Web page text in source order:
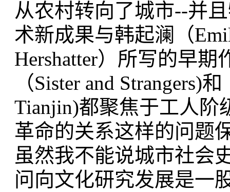
从农村转向了城市--并
术新成果与韩起澜（
Hershatter）所写的早
（Sister and Strangers)
Tianjin)都聚焦于工人阶
革命的关系这样的问题
虽然我不能说城市社会
问向文化研究发展是一